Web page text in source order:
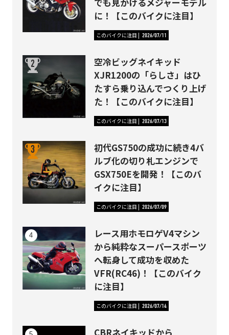
に！【このバイクに注目】
このバイクに注目 2026/07/11
空冷ビッグネイキッド
XJR1200の「らしさ」はひ
たすら乗り込んでつくり上げ
た！【このバイクに注目】
このバイクに注目 2026/07/13
初代GS750の成功に続き4バ
ルブ化の切り札エンジンで
GSX750Eを開発！【このバ
イクに注目】
このバイクに注目 2026/07/09
レース用ホモロゲV4マシン
から純粋なスーパースポーツ
へ転身して成功を収めた
VFR(RC46)！【このバイク
に注目】
このバイクに注目 2026/07/14
CBRネイキッドから